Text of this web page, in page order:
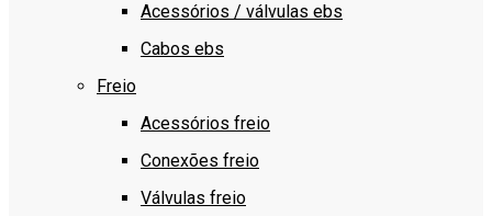
Acessórios / válvulas ebs
Cabos ebs
Freio
Acessórios freio
Conexões freio
Válvulas freio